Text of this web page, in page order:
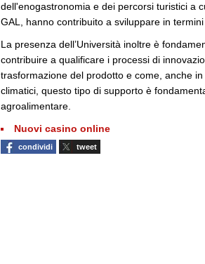
dell'enogastronomia e dei percorsi turistici a
GAL, hanno contribuito a sviluppare in termini
La presenza dell’Università inoltre è
contribuire a qualificare i processi di
trasformazione del prodotto e come, anche
climatici, questo tipo di supporto è
agroalimentare.
Nuovi casino online
condividi tweet